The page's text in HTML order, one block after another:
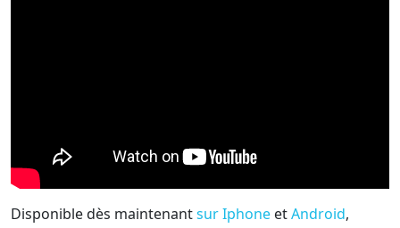
Disponible dès maintenantsur Iphone etAndroid,